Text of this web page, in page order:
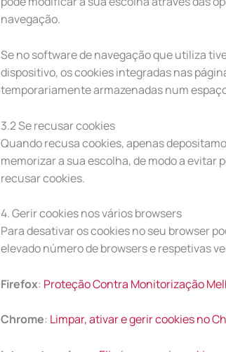
navegação.
Se no software de navegação que utiliza
dispositivo, os cookies integradas nas
temporariamente armazenadas num
3.2 Se recusar cookies
Quando recusa cookies, apenas
memorizar a sua escolha, de modo a
recusar cookies.
4. Gerir cookies nos vários browsers
Para desativar os cookies no seu browser
elevado número de browsers e respetivas
Firefox: Proteção Contra Monitorização
Chrome: Limpar, ativar e gerir cookies no